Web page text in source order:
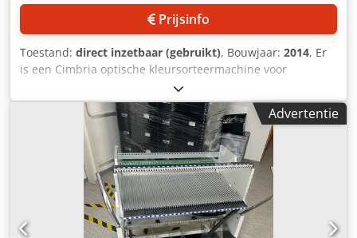
Prijsinfo
Toestand: direct inzetbaar (gebruikt), Bouwjaar: 2014, Er
is een Cimbria optische kleursorteermachine voor
stortgoederen beschikbaar. Nominale doorvoercapaciteit:
ca. 7 t/u, goten: 7, sorteerbreedte: ca. 1200 mm, maximaal
aantal defectfamilies: 16, uitwerpprecisie: +/-0,5 mm,
nauwkeurigheid: boven 99%, invoerhoogte: ca. 2500 mm.
Afmetingen (L/B/H): ca. 3500 mm/1800 mm/2200 mm,
gewicht: ca. 1200 kg. Documentatie is aanwezig.
Bezichtiging ter plaatse is mogelijk. Dcsdpfx Aoxxl Nlohpok
Advertentie